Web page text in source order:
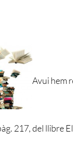
Avui hem
217, del llibre